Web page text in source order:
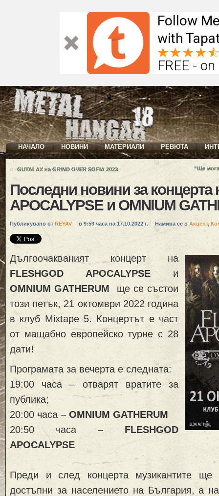
Follow
with
FREE -
НАЧАЛО НОВИНИ МАТЕРИАЛИ РЕВЮТА
« GUTALAX на GRIND OVER SOFIA 2023 “Ще
Последни новини за концерта
APOCALYPSE и OMNIUM
Публикувано от REYAV в 9:59 часа на 17.10.2022 г. Намира се в Акцент,
Дългоочакваният концерт на
FLESHGOD APOCALYPSE и
OMNIUM GATHERUM ще се състои
този петък, 21 октомври 2022 година
в клуб Mixtape 5. Концертът е част
от мащабно европейско турне с 28
дати!
Програмата за вечерта е следната:
19:00 часа – отварят вратите за
публика;
20:00 часа – OMNIUM GATHERUM
20:50 часа – FLESHGOD
APOCALYPSE
Преди и след концерта музикантите
достъпни за населението на България, а